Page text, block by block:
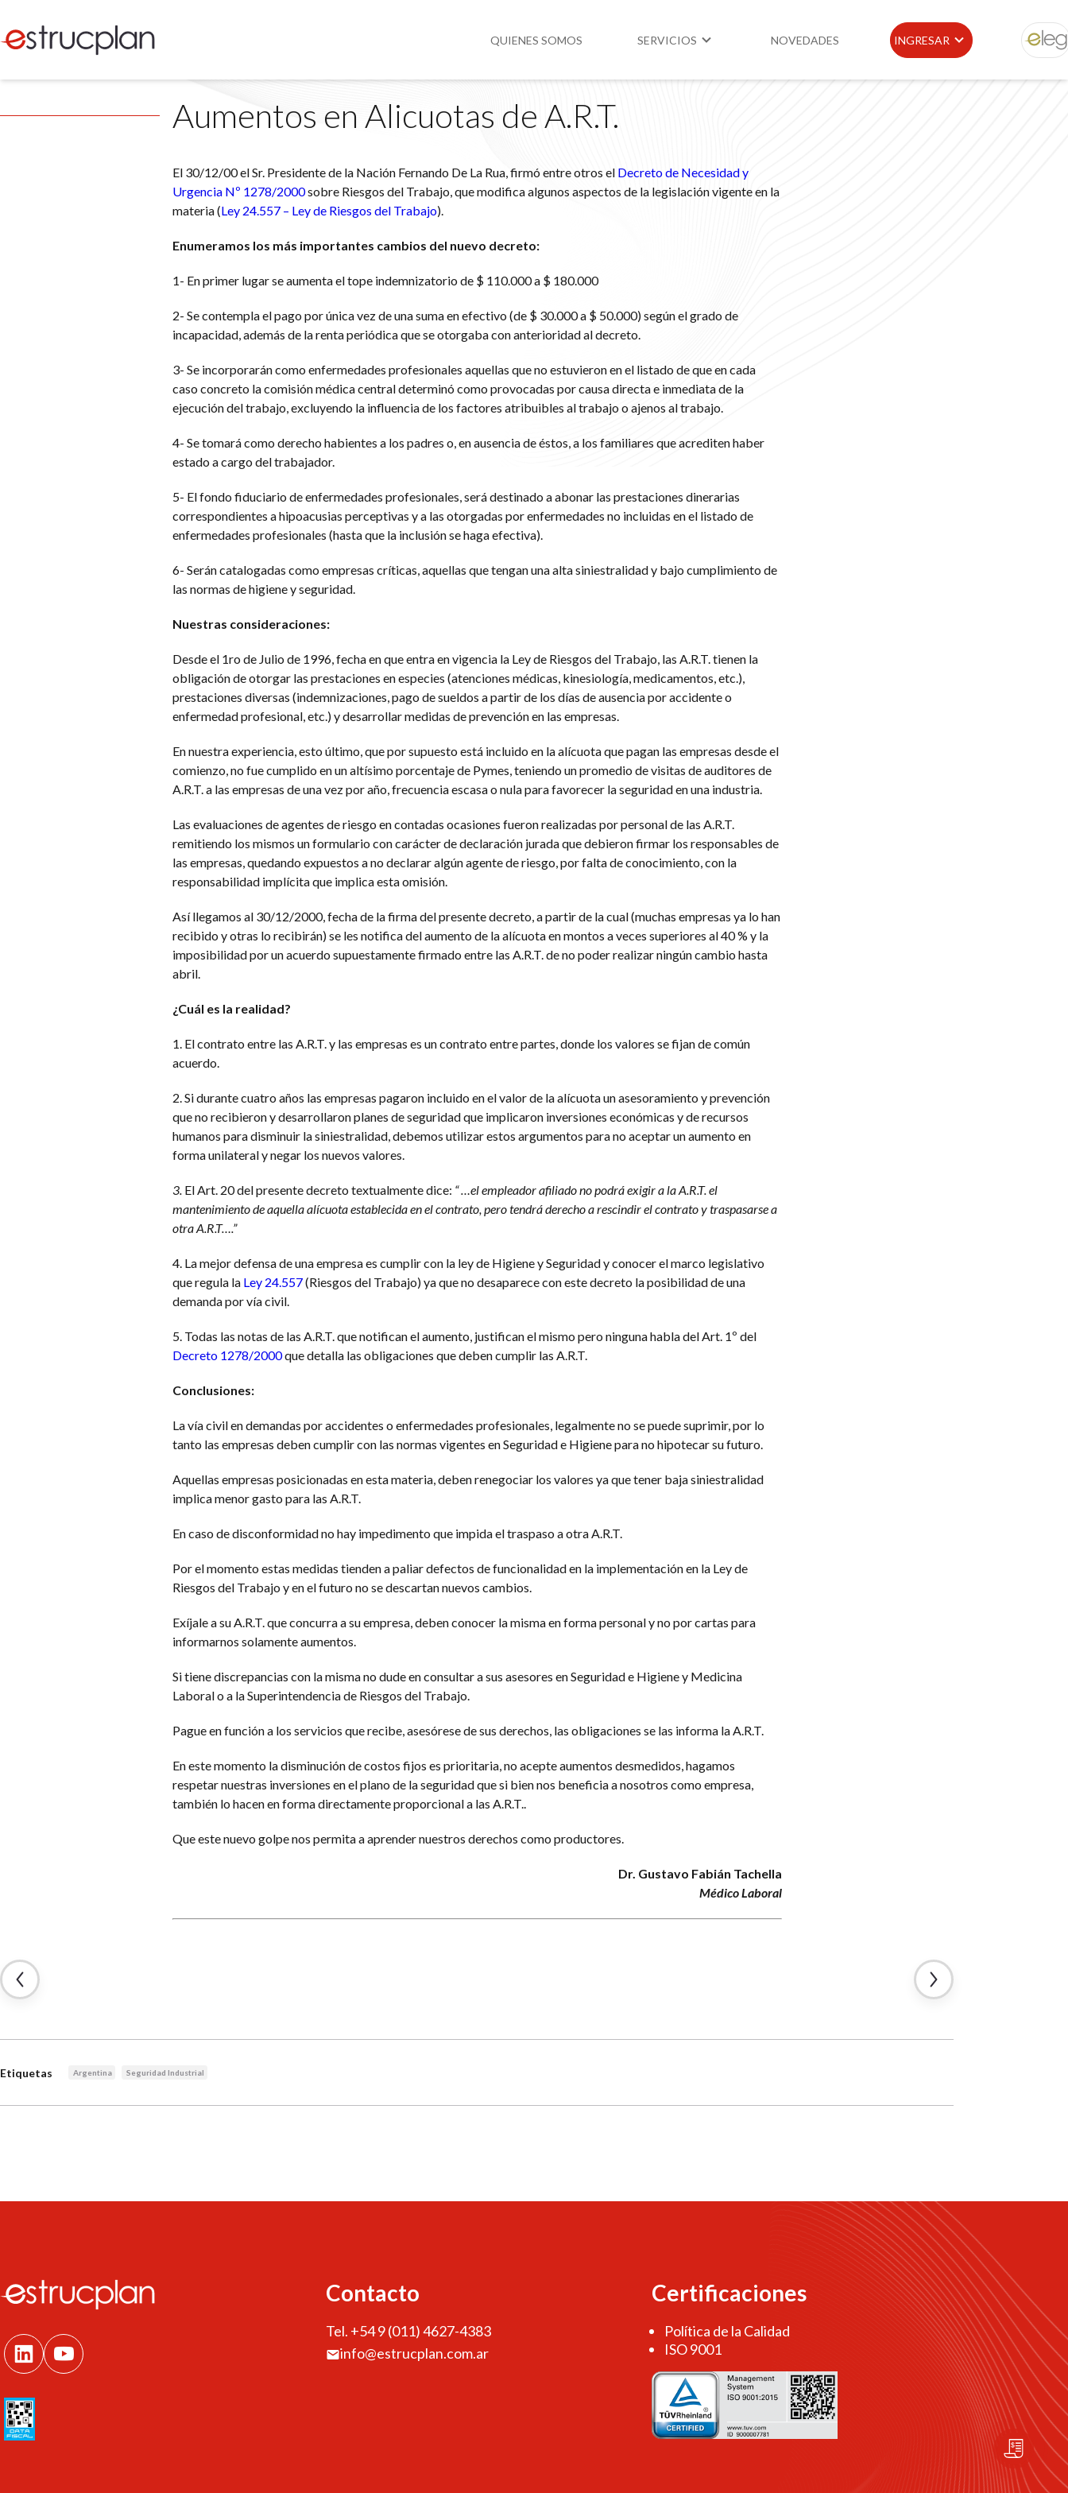
QUIENES SOMOS SERVICIOS
Legislación
NOVEDADES INGRESAR ELEG
Aumentos en Alicuotas de A.R.T.
El 30/12/00 el Sr. Presidente de la Nación Fernando De La Rua, firmó entre otros el Decreto de Necesidad y
Urgencia Nº 1278/2000sobre Riesgos del Trabajo, que modifica algunos aspectos de la legislación vigente en la
materia (Ley 24.557 – Ley de Riesgos del Trabajo).
Enumeramos los más importantes cambios del nuevo decreto:
1- En primer lugar se aumenta el tope indemnizatorio de $ 110.000 a $ 180.000
2- Se contempla el pago por única vez de una suma en efectivo (de $ 30.000 a $ 50.000) según el grado de
incapacidad, además de la renta periódica que se otorgaba con anterioridad al decreto.
3- Se incorporarán como enfermedades profesionales aquellas que no estuvieron en el listado de que en cada
caso concreto la comisión médica central determinó como provocadas por causa directa e inmediata de la
ejecución del trabajo, excluyendo la influencia de los factores atribuibles al trabajo o ajenos al trabajo.
4- Se tomará como derecho habientes a los padres o, en ausencia de éstos, a los familiares que acrediten haber
estado a cargo del trabajador.
5- El fondo fiduciario de enfermedades profesionales, será destinado a abonar las prestaciones dinerarias
correspondientes a hipoacusias perceptivas y a las otorgadas por enfermedades no incluidas en el listado de
enfermedades profesionales (hasta que la inclusión se haga efectiva).
6- Serán catalogadas como empresas críticas, aquellas que tengan una alta siniestralidad y bajo cumplimiento de
las normas de higiene y seguridad.
Nuestras consideraciones:
Desde el 1ro de Julio de 1996, fecha en que entra en vigencia la Ley de Riesgos del Trabajo, las A.R.T. tienen la
obligación de otorgar las prestaciones en especies (atenciones médicas, kinesiología, medicamentos, etc.),
prestaciones diversas (indemnizaciones, pago de sueldos a partir de los días de ausencia por accidente o
enfermedad profesional, etc.) y desarrollar medidas de prevención en las empresas.
En nuestra experiencia, esto último, que por supuesto está incluido en la alícuota que pagan las empresas desde el
comienzo, no fue cumplido en un altísimo porcentaje de Pymes, teniendo un promedio de visitas de auditores de
A.R.T. a las empresas de una vez por año, frecuencia escasa o nula para favorecer la seguridad en una industria.
Las evaluaciones de agentes de riesgo en contadas ocasiones fueron realizadas por personal de las A.R.T.
remitiendo los mismos un formulario con carácter de declaración jurada que debieron firmar los responsables de
las empresas, quedando expuestos a no declarar algún agente de riesgo, por falta de conocimiento, con la
responsabilidad implícita que implica esta omisión.
Así llegamos al 30/12/2000, fecha de la firma del presente decreto, a partir de la cual (muchas empresas ya lo han
recibido y otras lo recibirán) se les notifica del aumento de la alícuota en montos a veces superiores al 40 % y la
imposibilidad por un acuerdo supuestamente firmado entre las A.R.T. de no poder realizar ningún cambio hasta
abril.
¿Cuál es la realidad?
1. El contrato entre las A.R.T. y las empresas es un contrato entre partes, donde los valores se fijan de común
acuerdo.
2. Si durante cuatro años las empresas pagaron incluido en el valor de la alícuota un asesoramiento y prevención
que no recibieron y desarrollaron planes de seguridad que implicaron inversiones económicas y de recursos
humanos para disminuir la siniestralidad, debemos utilizar estos argumentos para no aceptar un aumento en
forma unilateral y negar los nuevos valores.
3. El Art. 20 del presente decreto textualmente dice: “ …el empleador afiliado no podrá exigir a la A.R.T. el
mantenimiento de aquella alícuota establecida en el contrato, pero tendrá derecho a rescindir el contrato y traspasarse a
otra A.R.T….”
4. La mejor defensa de una empresa es cumplir con la ley de Higiene y Seguridad y conocer el marco legislativo
que regula la Ley 24.557(Riesgos del Trabajo) ya que no desaparece con este decreto la posibilidad de una
demanda por vía civil.
5. Todas las notas de las A.R.T. que notifican el aumento, justifican el mismo pero ninguna habla del Art. 1º del
Decreto 1278/2000que detalla las obligaciones que deben cumplir las A.R.T.
Conclusiones:
La vía civil en demandas por accidentes o enfermedades profesionales, legalmente no se puede suprimir, por lo
tanto las empresas deben cumplir con las normas vigentes en Seguridad e Higiene para no hipotecar su futuro.
Aquellas empresas posicionadas en esta materia, deben renegociar los valores ya que tener baja siniestralidad
implica menor gasto para las A.R.T.
En caso de disconformidad no hay impedimento que impida el traspaso a otra A.R.T.
Por el momento estas medidas tienden a paliar defectos de funcionalidad en la implementación en la Ley de
Riesgos del Trabajo y en el futuro no se descartan nuevos cambios.
Exíjale a su A.R.T. que concurra a su empresa, deben conocer la misma en forma personal y no por cartas para
informarnos solamente aumentos.
Si tiene discrepancias con la misma no dude en consultar a sus asesores en Seguridad e Higiene y Medicina
Laboral o a la Superintendencia de Riesgos del Trabajo.
Pague en función a los servicios que recibe, asesórese de sus derechos, las obligaciones se las informa la A.R.T.
En este momento la disminución de costos fijos es prioritaria, no acepte aumentos desmedidos, hagamos
respetar nuestras inversiones en el plano de la seguridad que si bien nos beneficia a nosotros como empresa,
también lo hacen en forma directamente proporcional a las A.R.T..
Que este nuevo golpe nos permita a aprender nuestros derechos como productores.
Dr. Gustavo Fabián Tachella
Médico Laboral
Etiquetas Argentina Seguridad Industrial
Contacto
Tel. +54 9 (011) 4627-4383
info@estrucplan.com.ar
Certificaciones
Política de la Calidad
ISO 9001